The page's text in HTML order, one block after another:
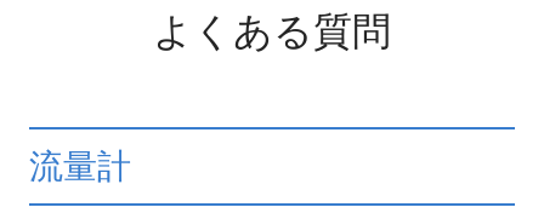
よくある質問
流量計